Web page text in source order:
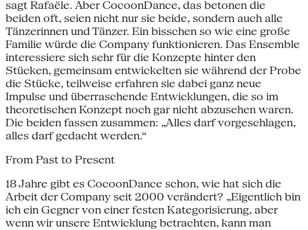
sagt Rafaële. Aber CocoonDance, das betonen die
beiden oft, seien nicht nur sie beide, sondern auch alle
Tänzerinnen und Tänzer. Ein bisschen so wie eine große
Familie würde die Company funktionieren. Das Ensemble
interessiere sich sehr für die Konzepte hinter den
Stücken, gemeinsam entwickelten sie während der Probe
die Stücke, teilweise erfahren sie dabei ganz neue
Impulse und überraschende Entwicklungen, die so im
theoretischen Konzept noch gar nicht abzusehen waren.
Die beiden fassen zusammen: „Alles darf vorgeschlagen,
alles darf gedacht werden.“
From Past to Present
18 Jahre gibt es CocoonDance schon, wie hat sich die
Arbeit der Company seit 2000 verändert? „Eigentlich bin
ich ein Gegner von einer festen Kategorisierung, aber
wenn wir unsere Entwicklung betrachten, kann man